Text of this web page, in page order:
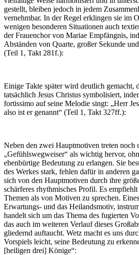
gestellt, bleiben jedoch in jedem
vernehmbar. In der Regel erklingen sie im
wenigen besonderen Situationen auch
der Frauenchor von Mariae Empfängnis,
Abständen von Quarte, großer Sekunde
(Teil 1, Takt 281f.):
Einige Takte später wird deutlich gemacht,
tatsächlich Jesus Christus symbolisiert,
fortissimo auf seine Melodie singt: „Herr
also ist er genannt“ (Teil 1, Takt 327ff.):
Neben den zwei Hauptmotiven treten noch
„Gefühlswegweiser“ als wichtig hervor,
ebenbürtige Bedeutung zu erlangen. Sie
des Werkes stark, fehlen dafür in anderen
sich von den Hauptmotiven durch ihre
schärferes rhythmisches Profil. Es
Themen als von Motiven zu sprechen.
Erwartungs- und das Heilandsmotiv,
handelt sich um das Thema des fugierten
das auch im weiteren Verlauf dieses
gliedernd auftaucht. Wetz macht es uns
Vorspiels leicht, seine Bedeutung zu
[heiligen drei] Könige“: